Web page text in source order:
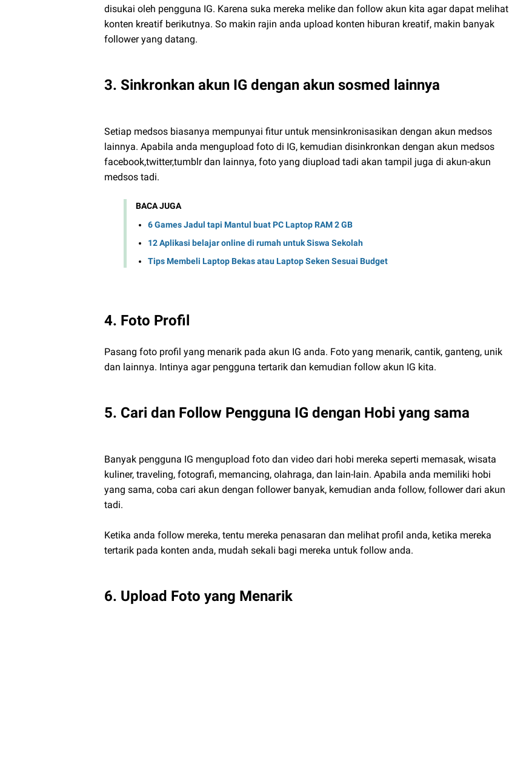
disukai oleh pengguna IG. Karena suka mereka melike dan follow akun kita agar dapat melihat
konten kreatif berikutnya. So makin rajin anda upload konten hiburan kreatif, makin banyak
follower yang datang.
3. Sinkronkan akun IG dengan akun sosmed lainnya
Setiap medsos biasanya mempunyai fitur untuk mensinkronisasikan dengan akun medsos
lainnya. Apabila anda mengupload foto di IG, kemudian disinkronkan dengan akun medsos
facebook,twitter,tumblr dan lainnya, foto yang diupload tadi akan tampil juga di akun-akun
medsos tadi.
BACA JUGA
6 Games Jadul tapi Mantul buat PC Laptop RAM 2 GB
12 Aplikasi belajar online di rumah untuk Siswa Sekolah
Tips Membeli Laptop Bekas atau Laptop Seken Sesuai Budget
4. Foto Profil
Pasang foto profil yang menarik pada akun IG anda. Foto yang menarik, cantik, ganteng, unik
dan lainnya. Intinya agar pengguna tertarik dan kemudian follow akun IG kita.
5. Cari dan Follow Pengguna IG dengan Hobi yang sama
Banyak pengguna IG mengupload foto dan video dari hobi mereka seperti memasak, wisata
kuliner, traveling, fotografi, memancing, olahraga, dan lain-lain. Apabila anda memiliki hobi
yang sama, coba cari akun dengan follower banyak, kemudian anda follow, follower dari akun
tadi.
Ketika anda follow mereka, tentu mereka penasaran dan melihat profil anda, ketika mereka
tertarik pada konten anda, mudah sekali bagi mereka untuk follow anda.
6. Upload Foto yang Menarik